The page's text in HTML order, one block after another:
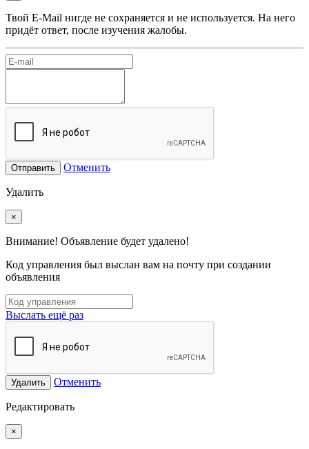
Твой E-Mail нигде не сохраняется и не используется. На него
придёт ответ, после изучения жалобы.
Отправить Отменить
Удалить
×
Внимание! Объявление будет удалено!
Код управления был выслан вам на почту при создании
объявления
Выслать ещё раз
Удалить Отменить
Редактировать
×